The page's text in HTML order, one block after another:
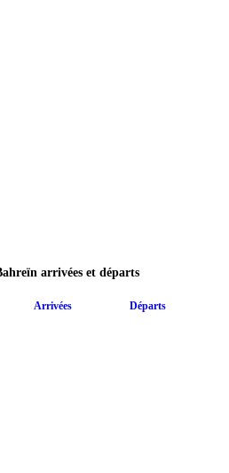
arrivées et départs
Arrivées Départs